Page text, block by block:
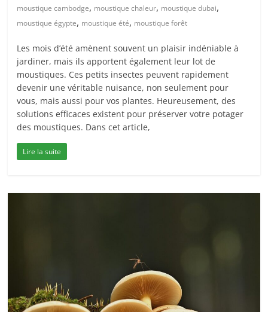
moustique cambodge, moustique chaleur, moustique dubai,
moustique égypte, moustique été, moustique forêt
Les mois d’été amènent souvent un plaisir indéniable à
jardiner, mais ils apportent également leur lot de
moustiques. Ces petits insectes peuvent rapidement
devenir une véritable nuisance, non seulement pour
vous, mais aussi pour vos plantes. Heureusement, des
solutions efficaces existent pour préserver votre potager
des moustiques. Dans cet article,
Lire la suite